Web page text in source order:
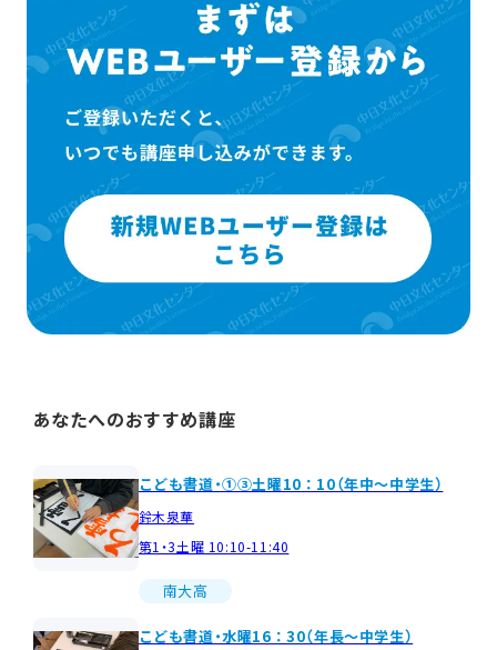
あなたへのおすすめ講座
こども書道・①③土曜10：10（年中～中学生）
鈴木泉華
第1・3土曜 10:10-11:40
南大高
こども書道・水曜16：30（年長～中学生）